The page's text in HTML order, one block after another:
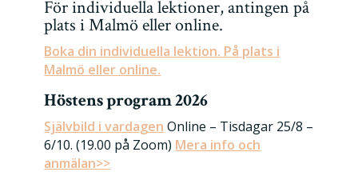
För individuella lektioner, antingen på
plats i Malmö eller online.
Boka din individuella lektion. På plats i
Malmö eller online.
Höstens program 2026
Självbild i vardagen Online – Tisdagar 25/8 –
6/10. (19.00 på Zoom) Mera info och
anmälan>>